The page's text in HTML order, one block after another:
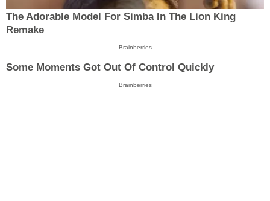
The Adorable Model For Simba In The Lion King
Remake
Brainberries
Some Moments Got Out Of Control Quickly
Brainberries